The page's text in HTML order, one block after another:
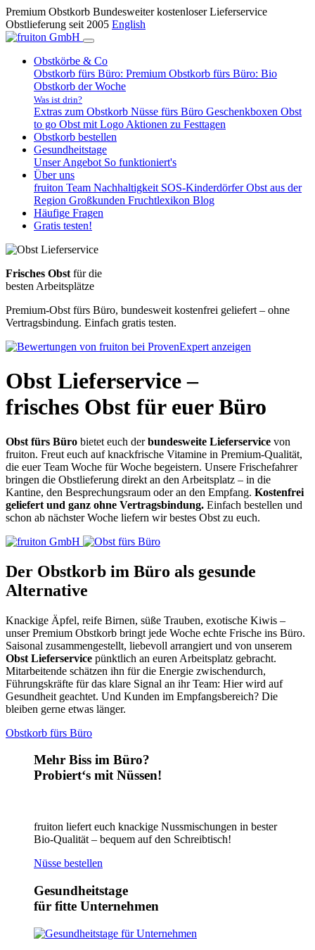
Premium Obstkorb Bundesweiter kostenloser Lieferservice
Obstlieferung seit 2005 English
Obstkörbe & Co
Obstkorb fürs Büro: Premium Obstkorb fürs Büro: Bio
Obstkorb der Woche
Was ist drin?
Extras zum Obstkorb Nüsse fürs Büro Geschenkboxen Obst
to go Obst mit Logo Aktionen zu Festtagen
Obstkorb bestellen
Gesundheitstage
Unser Angebot So funktioniert's
Über uns
fruiton Team Nachhaltigkeit SOS-KinderdörferObst aus der
Region Großkunden Fruchtlexikon Blog
Häufige Fragen
Gratis testen!
Frisches Obst für die
besten Arbeitsplätze
Premium-Obst fürs Büro, bundesweit kostenfrei geliefert – ohne
Vertragsbindung. Einfach gratis testen.
Obst Lieferservice –
frisches Obst für euer Büro
Obst fürs Büro bietet euch derbundesweite Lieferservice von
fruiton. Freut euch auf knackfrische Vitamine in Premium-Qualität,
die euer Team Woche für Woche begeistern. Unsere Frischefahrer
bringen die Obstlieferung direkt an den Arbeitsplatz – in die
Kantine, den Besprechungsraum oder an den Empfang. Kostenfrei
geliefert und ganz ohne Vertragsbindung. Einfach bestellen und
schon ab nächster Woche liefern wir bestes Obst zu euch.
Der Obstkorb im Büro als gesunde
Alternative
Knackige Äpfel, reife Birnen, süße Trauben, exotische Kiwis –
unser Premium Obstkorb bringt jede Woche echte Frische ins Büro.
Saisonal zusammengestellt, liebevoll arrangiert und von unserem
Obst Lieferservice pünktlich an euren Arbeitsplatz gebracht.
Mitarbeitende schätzen ihn für die Energie zwischendurch,
Führungskräfte für das klare Signal an ihr Team: Hier wird auf
Gesundheit geachtet. Und Kunden im Empfangsbereich? Die
bleiben gerne etwas länger.
Obstkorb fürs Büro
Mehr Biss im Büro?
Probiert‘s mit Nüssen!
fruiton liefert euch knackige Nussmischungen in bester
Bio-Qualität – bequem auf den Schreibtisch!
Nüsse bestellen
Gesundheitstage
für fitte Unternehmen